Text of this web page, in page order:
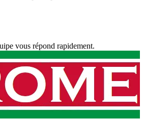
vous répond rapidement.